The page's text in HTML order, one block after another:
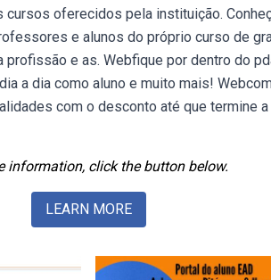
oferecidos pela instituição.
e alunos do próprio curso de
e as. Webfique por dentro do
a dia como aluno e muito mais!
com o desconto até que termine
information, click the button below.
LEARN MORE